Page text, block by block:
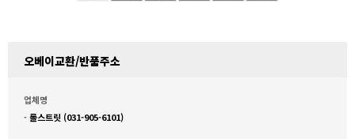
오베이교환/반품주소
업체명
-롤스트릿 (031-905-6101)